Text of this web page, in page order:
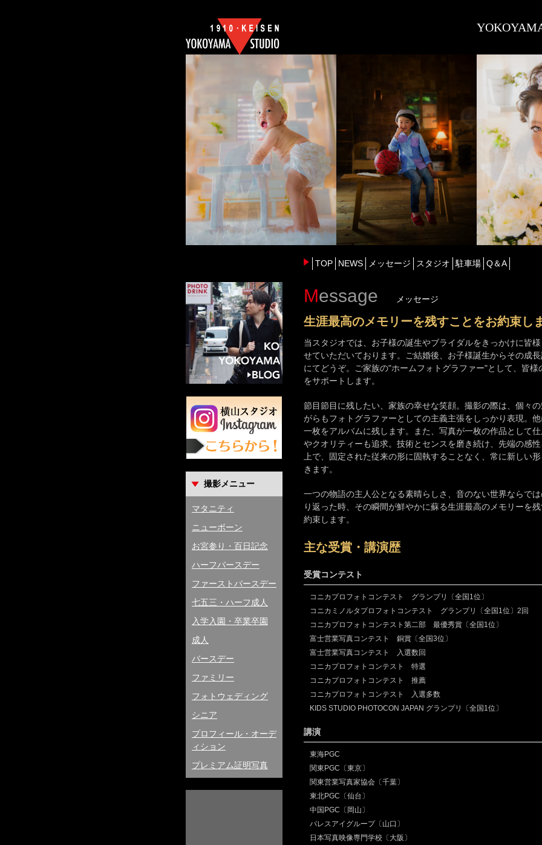
TOP NEWS メッセージ スタジオ 駐車場 Q＆A
Message メッセージ
生涯最高のメモリーを残すことをお約束し
当スタジオでは、お子様の誕生やブライダルをきっかけに皆
せていただいております。ご結婚後、お子様誕生からその成
にてどうぞ。ご家族の"ホームフォトグラファー"として、皆様
をサポートします。
節目節目に残したい、家族の幸せな笑顔。撮影の際は、個々
がらもフォトグラファーとしての主義主張をしっかり表現。
一枚をアルバムに残します。また、写真が一枚の作品として
やクオリティーも追求。技術とセンスを磨き続け、先端の感
上で、固定された従来の形に固執することなく、常に新しい
きます。
一つの物語の主人公となる素晴らしさ、音のない世界ならで
り返った時、その瞬間が鮮やかに蘇る生涯最高のメモリーを
約束します。
主な受賞・講演歴
受賞コンテスト
コニカプロフォトコンテスト グランプリ〔全国1位〕
コニカミノルタプロフォトコンテスト グランプリ〔全国1位〕2回
コニカプロフォトコンテスト第二部 最優秀賞〔全国1位〕
富士営業写真コンテスト 銅賞〔全国3位〕
富士営業写真コンテスト 入選数回
コニカプロフォトコンテスト 特選
コニカプロフォトコンテスト 推薦
コニカプロフォトコンテスト 入選多数
KIDS STUDIO PHOTOCON JAPAN グランプリ〔全国1位〕
講演
東海PGC
関東PGC〔東京〕
関東営業写真家協会〔千葉〕
東北PGC〔仙台〕
中国PGC〔岡山〕
パレスアイグループ〔山口〕
日本写真映像専門学校〔大阪〕
撮影メニュー
マタニティ
ニューボーン
お宮参り・百日記念
ハーフバースデー
ファーストバースデー
七五三・ハーフ成人
入学入園・卒業卒園
成人
バースデー
ファミリー
フォトウェディング
シニア
プロフィール・オーデ
ィション
プレミアム証明写真